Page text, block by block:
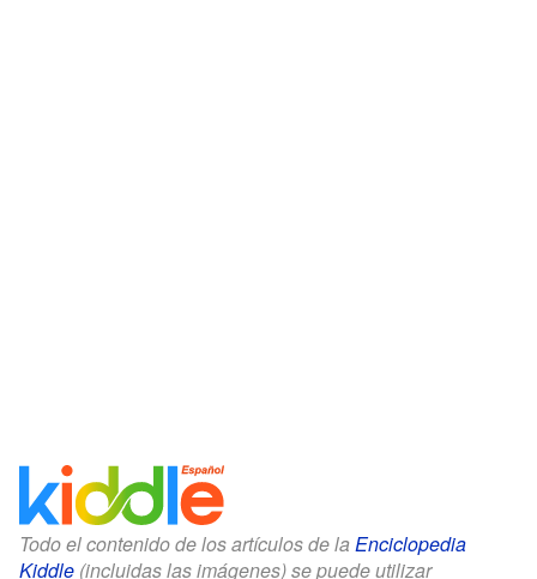
Todo el contenido de los artículos de la Enciclopedia
Kiddle (incluidas las imágenes) se puede utilizar